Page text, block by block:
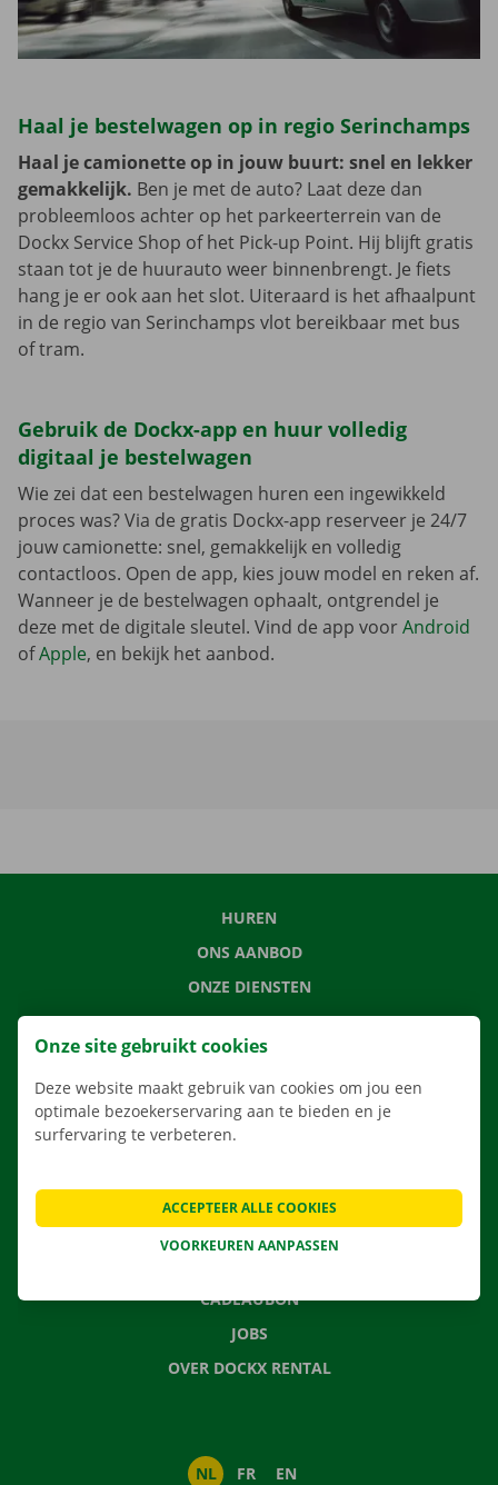
Haal je bestelwagen op in regio Serinchamps
Haal je camionette op in jouw buurt: snel en lekker
gemakkelijk. Ben je met de auto? Laat deze dan
probleemloos achter op het parkeerterrein van de
Dockx Service Shop of het Pick-up Point. Hij blijft gratis
staan tot je de huurauto weer binnenbrengt. Je fiets
hang je er ook aan het slot. Uiteraard is het afhaalpunt
in de regio van Serinchamps vlot bereikbaar met bus
of tram.
Gebruik de Dockx-app en huur volledig
digitaal je bestelwagen
Wie zei dat een bestelwagen huren een ingewikkeld
proces was? Via de gratis Dockx-app reserveer je 24/7
jouw camionette: snel, gemakkelijk en volledig
contactloos. Open de app, kies jouw model en reken af.
Wanneer je de bestelwagen ophaalt, ontgrendel je
deze met de digitale sleutel. Vind de app voorAndroid
ofApple, en bekijk het aanbod.
HUREN
ONS AANBOD
ONZE DIENSTEN
LOCATIES
APP
VERHUISOPLOSSINGEN
CONTACTEER ONS
VEELGESTELDE VRAGEN
CADEAUBON
JOBS
OVER DOCKX RENTAL
NL FR EN
Onze site gebruikt cookies
Deze website maakt gebruik van cookies om jou een
optimale bezoekerservaring aan te bieden en je
surfervaring te verbeteren.
VOORKEUREN AANPASSEN
ACCEPTEER ALLE COOKIES